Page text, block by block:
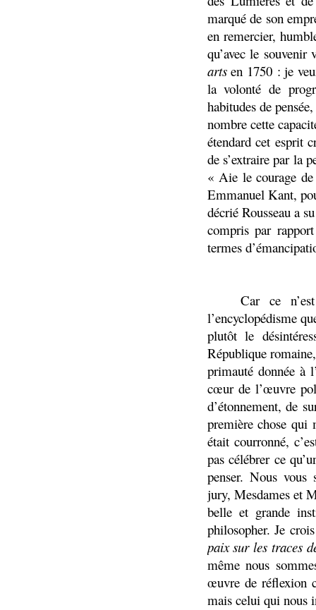
marqué de son
en remercier,
qu’avec le
artsen 1750 : je
la volonté de
habitudes de
nombre cette
étendard cet esprit
de s’extraire par la
« Aie le courage
Emmanuel Kant,
décrié Rousseau a
compris par
termes
Car ce
l’encyclopédisme
plutôt le
République
primauté donnée à
cœur de l’œuvre
d’étonnement, de
première chose qui
était courronné,
pas célébrer ce
penser. Nous vous
jury, Mesdames et
belle et grande
philosopher. Je
paix sur les traces
même nous
œuvre de réflexion
mais celui qui nous